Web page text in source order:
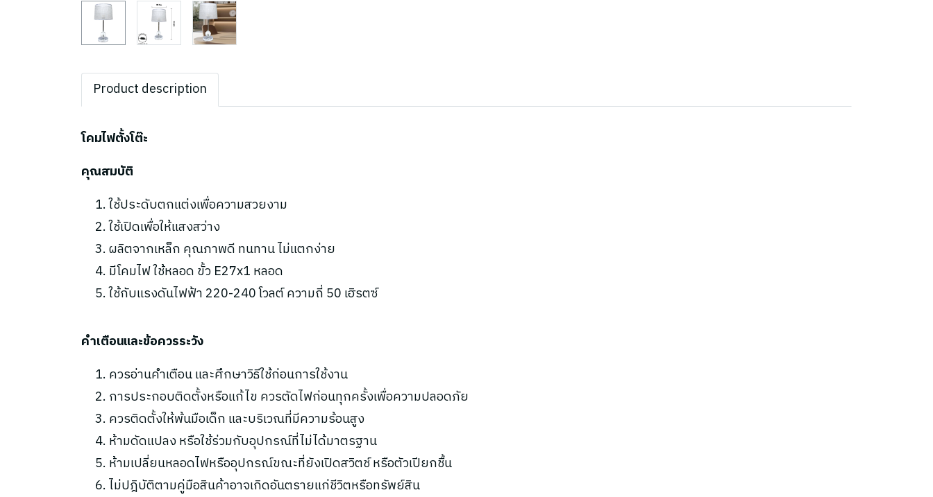
Product description
โคมไฟตั้งโต๊ะ
คุณสมบัติ
ใช้ประดับตกแต่งเพื่อความสวยงาม
ใช้เปิดเพื่อให้แสงสว่าง
ผลิตจากเหล็ก คุณภาพดี ทนทาน ไม่แตกง่าย
มีโคมไฟ ใช้หลอด ขั้ว E27x1 หลอด
ใช้กับแรงดันไฟฟ้า 220-240 โวลต์ ความถี่ 50 เฮิรตซ์
คำเตือนและข้อควรระวัง
ควรอ่านคำเตือน และศึกษาวิธีใช้ก่อนการใช้งาน
การประกอบติดตั้งหรือแก้ไข ควรตัดไฟก่อนทุกครั้งเพื่อความปลอดภัย
ควรติดตั้งให้พ้นมือเด็ก และบริเวณที่มีความร้อนสูง
ห้ามดัดแปลง หรือใช้ร่วมกับอุปกรณ์ที่ไม่ได้มาตรฐาน
ห้ามเปลี่ยนหลอดไฟหรืออุปกรณ์ขณะที่ยังเปิดสวิตช์ หรือตัวเปียกชื้น
ไม่ปฎิบัติตามคู่มือสินค้าอาจเกิดอันตรายแก่ชีวิตหรือทรัพย์สิน